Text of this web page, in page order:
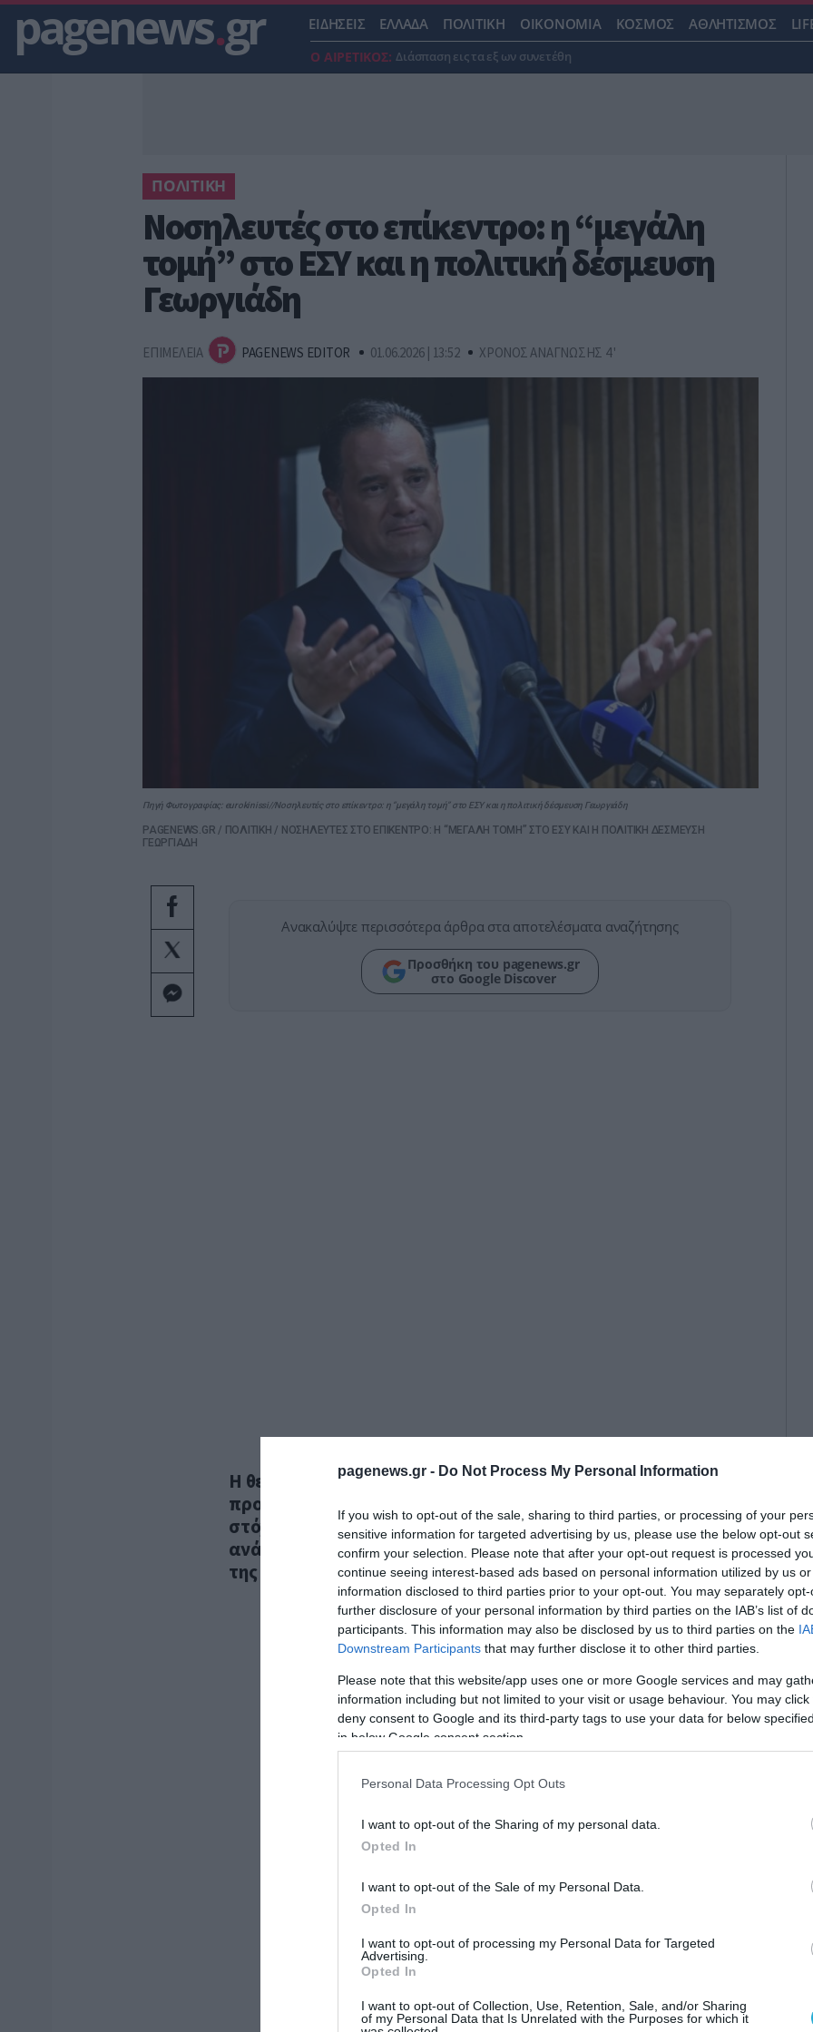
pagenews.gr - Do Not Process My Personal Information
If you wish to opt-out of the sale, sharing to third parties, or processing of your
sensitive information for targeted advertising by us, please use the below opt-out
confirm your selection. Please note that after your opt-out request is processed
continue seeing interest-based ads based on personal information utilized by us
information disclosed to third parties prior to your opt-out. You may separately
further disclosure of your personal information by third parties on the IAB’s list of
participants. This information may also be disclosed by us to third parties on the
Downstream Participants that may further disclose it to other third parties.
Please note that this website/app uses one or more Google services and may
information including but not limited to your visit or usage behaviour. You may
deny consent to Google and its third-party tags to use your data for below
in below Google consent section.
Personal Data Processing Opt Outs
I want to opt-out of the Sharing of my personal data.
Opted In
I want to opt-out of the Sale of my Personal Data.
Opted In
I want to opt-out of processing my Personal Data for Targeted
Advertising.
Opted In
I want to opt-out of Collection, Use, Retention, Sale, and/or Sharing
of my Personal Data that Is Unrelated with the Purposes for which it
pagenews.gr ΕΙΔΗΣΕΙΣ ΕΛΛΑΔΑ ΠΟΛΙΤΙΚΗ ΟΙΚΟΝΟΜΙΑ ΚΟΣΜΟΣ ΑΘΛΗΤΙΣΜΟΣ
Ο ΑΙΡΕΤΙΚΟΣ: Διάσπαση εις τα εξ ων συνετέθη
ΠΟΛΙΤΙΚΗ
Νοσηλευτές στο επίκεντρο: η “μεγάλη
τομή” στο ΕΣΥ και η πολιτική δέσμευση
Γεωργιάδη
ΕΠΙΜΕΛΕΙΑ PAGENEWS EDITOR 01.06.2026 | 13:52 ΧΡΟΝΟΣ ΑΝΑΓΝΩΣΗΣ 4 '
Πηγή Φωτογραφίας: eurokinissi//Νοσηλευτές στο επίκεντρο: η “μεγάλη τομή” στο ΕΣΥ και η πολιτική δέσμευση Γεωργιάδη
PAGENEWS.GR / ΠΟΛΙΤΙΚΗ / ΝΟΣΗΛΕΥΤΕΣ ΣΤΟ ΕΠΙΚΕΝΤΡΟ: Η “ΜΕΓΑΛΗ ΤΟΜΗ” ΣΤΟ ΕΣΥ ΚΑΙ Η ΠΟΛΙΤΙΚΗ ΔΕΣΜΕΥΣΗ
ΓΕΩΡΓΙΑΔΗ
Ανακαλύψτε περισσότερα άρθρα στα αποτελέσματα αναζήτησης
Προσθήκη του pagenews.gr
στο Google Discover
Η θεσμοθέτηση αυτόνομου κλάδου νοσηλευτών
προβάλλεται ως κομβική μεταρρύθμιση για το ΕΣΥ, με
στόχο την ανασυγκρότηση της δημόσιας υγείας, την
ανάσχεση της φυγής προσωπικού και την αναβάθμιση
της φροντίδας ασθενών.